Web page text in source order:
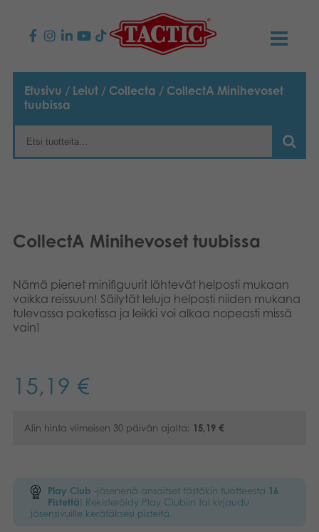
KAUPPA
Lasten pelit
Lelut
TACTIC
Medialle
OMA TILI
Dansk
Etusivu / Lelut / Collecta / CollectA Minihevoset
tuubissa
CollectA Minihevoset tuubissa
Nämä pienet minifiguurit lähtevät helposti mukaan
vaikka reissuun! Säilytät leluja helposti niiden mukana
tulevassa paketissa ja leikki voi alkaa nopeasti missä
vain!
15,19 €
Alin hinta viimeisen 30 päivän ajalta: 15,19 €
Play Club -jäsenenä ansaitset tästäkin tuotteesta 16
Pistettä! Rekisteröidy Play Clubiin tai kirjaudu
jäsensivuille kerätäksesi pisteitä.